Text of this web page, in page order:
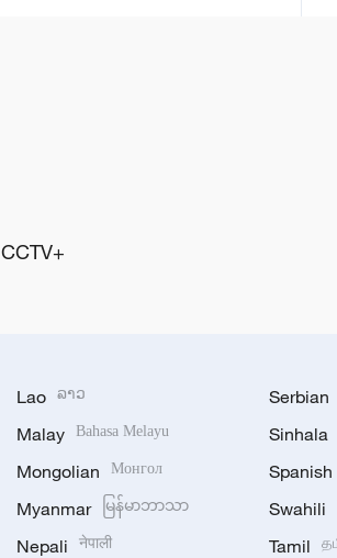
CCTV+
Lao ລາວ
Malay Bahasa Melayu
Mongolian Монгол
Myanmar မြန်မာဘာသာ
Nepali नेपाली
Serbian
Sinhala
Spanish
Swahili
Tamil